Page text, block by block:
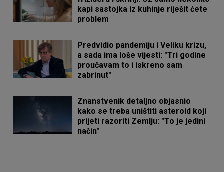
kapi sastojka iz kuhinje riješit ćete
problem
Predvidio pandemiju i Veliku krizu,
a sada ima loše vijesti: "Tri godine
proučavam to i iskreno sam
zabrinut"
Znanstvenik detaljno objasnio
kako se treba uništiti asteroid koji
prijeti razoriti Zemlju: "To je jedini
način"